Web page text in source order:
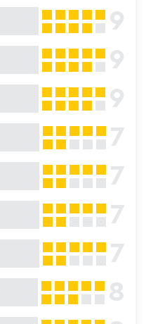
9
9
9
7
7
7
7
8